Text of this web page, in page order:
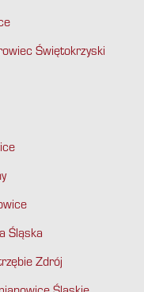
Świętokrzyski
Śląska
Zdrój